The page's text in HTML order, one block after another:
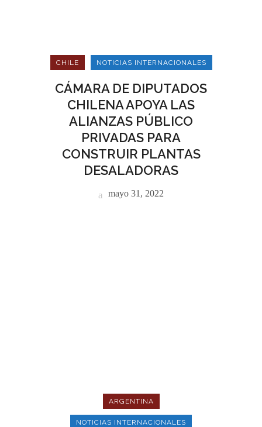
CHILE NOTICIAS INTERNACIONALES
CÁMARA DE DIPUTADOS
CHILENA APOYA LAS
ALIANZAS PÚBLICO
PRIVADAS PARA
CONSTRUIR PLANTAS
DESALADORAS
mayo 31, 2022
ARGENTINA
NOTICIAS INTERNACIONALES